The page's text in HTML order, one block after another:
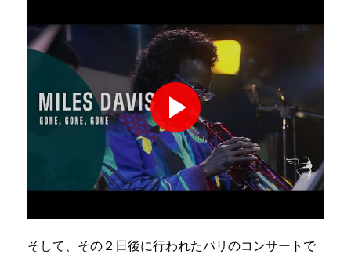
そして、その２日後に行われたパリのコンサートで